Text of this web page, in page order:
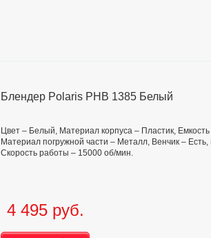
Блендер Polaris PHB 1385 Белый
Цвет – Белый, Материал корпуса – Пластик,
Материал погружной части – Металл, Венчик –
Скорость работы – 15000 об/мин.
4 495 руб.